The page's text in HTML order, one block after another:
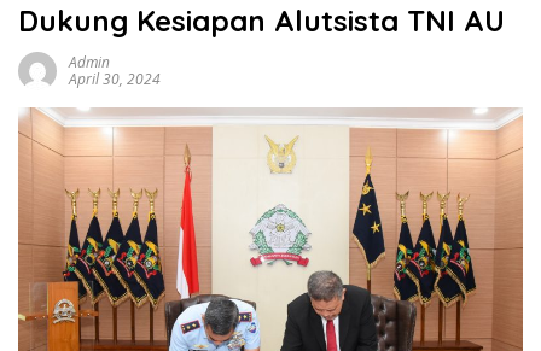
Dukung Kesiapan Alutsista TNI AU
Admin
April 30, 2024